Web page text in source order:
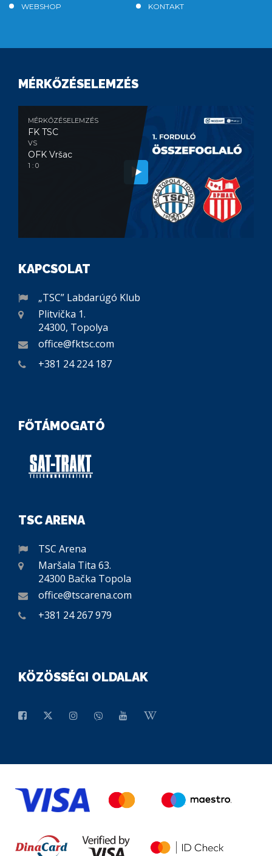
WEBSHOP
KONTAKT
MÉRKŐZÉSELEMZÉS
MÉRKŐZÉSELEMZÉS
FK TSC
VS
OFK Vršac
1 : 0
KAPCSOLAT
„TSC” Labdarúgó Klub
Plitvička 1.
24300, Topolya
office@fktsc.com
+381 24 224 187
FŐTÁMOGATÓ
TSC ARENA
TSC Arena
Maršala Tita 63.
24300 Bačka Topola
office@tscarena.com
+381 24 267 979
KÖZÖSSÉGI OLDALAK